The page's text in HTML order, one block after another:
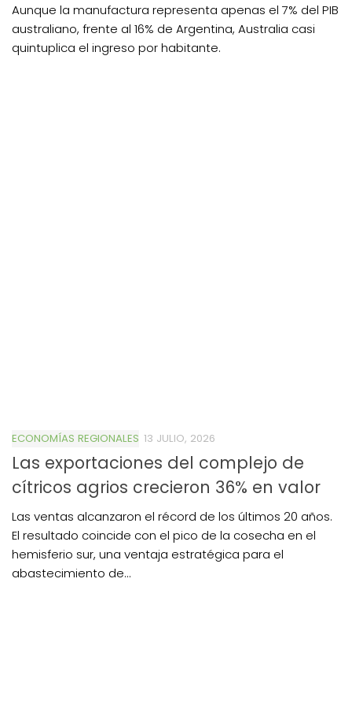
Aunque la manufactura representa apenas el 7% del PIB
australiano, frente al 16% de Argentina, Australia casi
quintuplica el ingreso por habitante.
ECONOMÍAS REGIONALES 13 JULIO, 2026
Las exportaciones del complejo de
cítricos agrios crecieron 36% en valor
Las ventas alcanzaron el récord de los últimos 20 años.
El resultado coincide con el pico de la cosecha en el
hemisferio sur, una ventaja estratégica para el
abastecimiento de...